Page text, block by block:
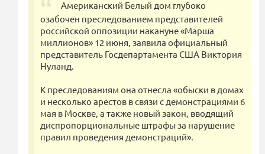
Американский Белый дом глубоко
озабочен преследованием представителей
российской оппозиции накануне «Марша
миллионов» 12 июня, заявила официальный
представитель Госдепартамента США Виктория
Нуланд.
К преследованиям она отнесла «обыски в домах
и несколько арестов в связи с демонстрациями 6
мая в Москве, а также новый закон, вводящий
диспропорциональные штрафы за нарушение
правил проведения демонстраций».